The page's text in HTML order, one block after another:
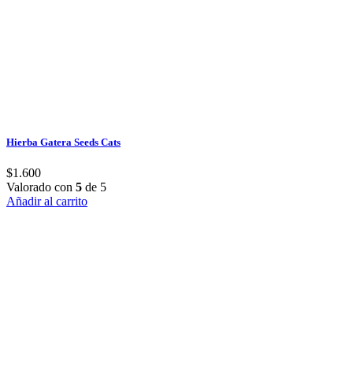
Hierba Gatera Seeds Cats
$1.600
Valorado con 5 de 5
Añadir al carrito